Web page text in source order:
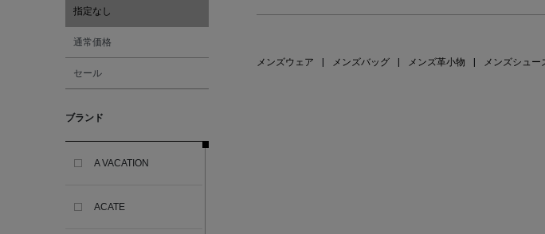
指定なし
通常価格
セール
ブランド
A VACATION
ACATE
メンズウェア メンズバッグ メンズ革小物 メンズシュー